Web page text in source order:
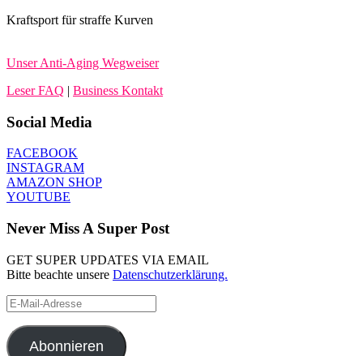
Kraftsport für straffe Kurven
Unser Anti-Aging Wegweiser
Leser FAQ | Business Kontakt
Social Media
FACEBOOK
INSTAGRAM
AMAZON SHOP
YOUTUBE
Never Miss A Super Post
GET SUPER UPDATES VIA EMAIL
Bitte beachte unsere Datenschutzerklärung.
E-
Mail-
Adresse
Abonnieren